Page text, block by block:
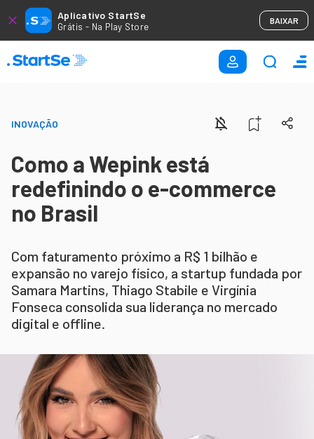
Aplicativo StartSe
Grátis - Na Play Store
BAIXAR
INOVAÇÃO
Como a Wepink está
redefinindo o e-commerce
no Brasil
Com faturamento próximo a R$ 1 bilhão e
expansão no varejo físico, a startup fundada por
Samara Martins, Thiago Stabile e Virgínia
Fonseca consolida sua liderança no mercado
digital e offline.